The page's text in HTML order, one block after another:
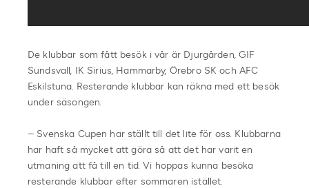
De klubbar som fått besök i vår är Djurgården, GIF
Sundsvall, IK Sirius, Hammarby, Örebro SK och AFC
Eskilstuna. Resterande klubbar kan räkna med ett besök
under säsongen.
– Svenska Cupen har ställt till det lite för oss. Klubbarna
har haft så mycket att göra så att det har varit en
utmaning att få till en tid. Vi hoppas kunna besöka
resterande klubbar efter sommaren istället.